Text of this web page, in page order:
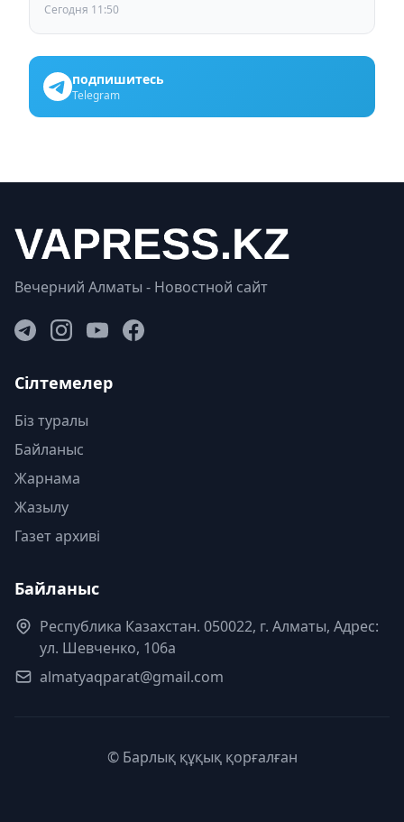
Сегодня 11:50
подпишитесь
Telegram
Вечерний Алматы - Новостной сайт
Сілтемелер
Біз туралы
Байланыс
Жарнама
Жазылу
Газет архиві
Байланыс
Республика Казахстан. 050022, г. Алматы, Адрес:
ул. Шевченко, 106а
almatyaqparat@gmail.com
© Барлық құқық қорғалған